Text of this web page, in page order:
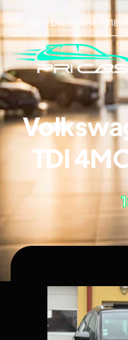
Str. 1 Decembrie
TDI